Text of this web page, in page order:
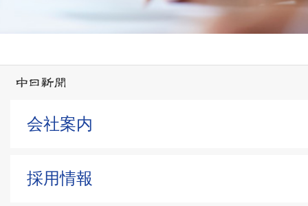
会社案内
採用情報